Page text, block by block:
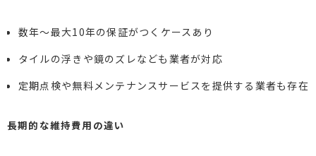
数年～最大10年の保証がつくケースあり
タイルの浮きや鏡のズレなども業者が対応
定期点検や無料メンテナンスサービスを提供する業者も存在
長期的な維持費用の違い